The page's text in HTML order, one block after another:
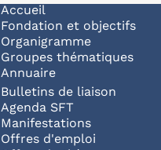
Navigation principale
Accueil
Fondation et objectifs
Organigramme
Groupes thématiques
Annuaire
Bulletins de liaison
Agenda SFT
Manifestations
Offres d'emploi